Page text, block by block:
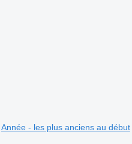
Année - les plus anciens au début